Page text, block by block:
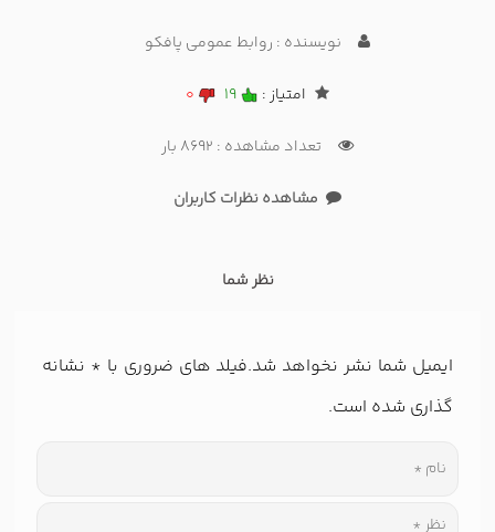
نویسنده : روابط عمومی پافکو
امتیاز : 19
0
تعداد مشاهده : 8692 بار
مشاهده نظرات کاربران
نظر شما
ایمیل شما نشر نخواهد شد.فیلد های ضروری با * نشانه
گذاری شده است.